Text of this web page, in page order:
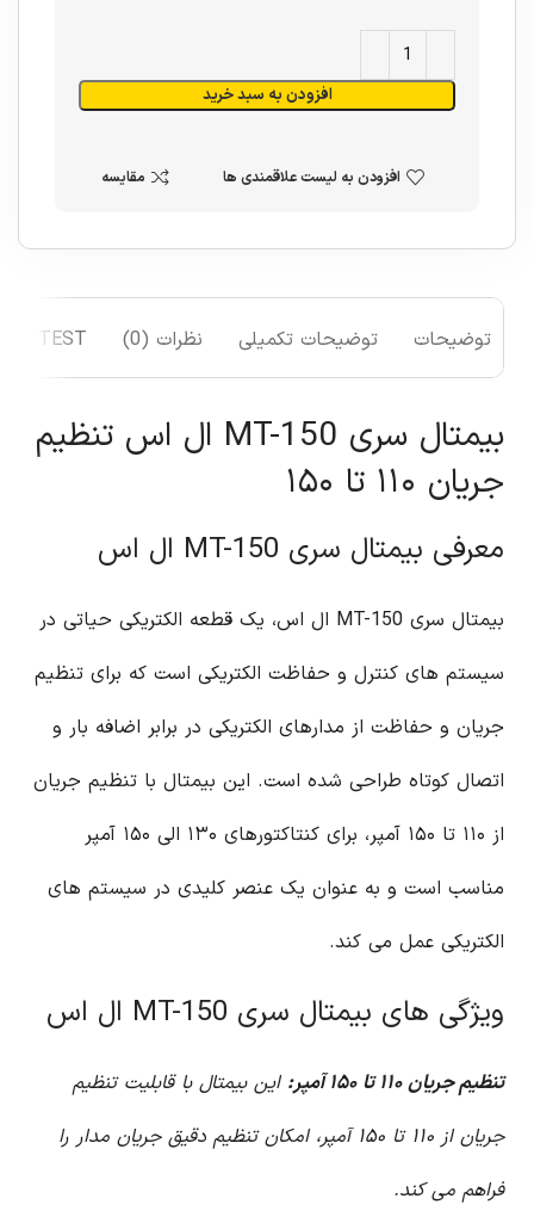
افزودن به سبد خرید
افزودن به لیست علاقمندی ها مقایسه
توضیحات توضیحات تکمیلی نظرات (0) TEST
بیمتال سری MT-150 ال اس تنظیم
جریان ۱۱۰ تا ۱۵۰
معرفی بیمتال سری MT-150 ال اس
بیمتال سری MT-150 ال اس، یک قطعه الکتریکی حیاتی در
سیستم های کنترل و حفاظت الکتریکی است که برای تنظیم
جریان و حفاظت از مدارهای الکتریکی در برابر اضافه بار و
اتصال کوتاه طراحی شده است. این بیمتال با تنظیم جریان
از ۱۱۰ تا ۱۵۰ آمپر، برای کنتاکتورهای ۱۳۰ الی ۱۵۰ آمپر
مناسب است و به عنوان یک عنصر کلیدی در سیستم های
الکتریکی عمل می کند.
ویژگی های بیمتال سری MT-150 ال اس
تنظیم جریان ۱۱۰ تا ۱۵۰ آمپر:
این بیمتال با قابلیت تنظیم
جریان از ۱۱۰ تا ۱۵۰ آمپر، امکان تنظیم دقیق جریان مدار را
فراهم می کند.